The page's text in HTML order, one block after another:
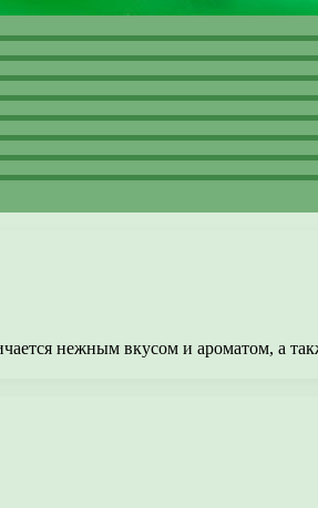
нежным вкусом и ароматом, а